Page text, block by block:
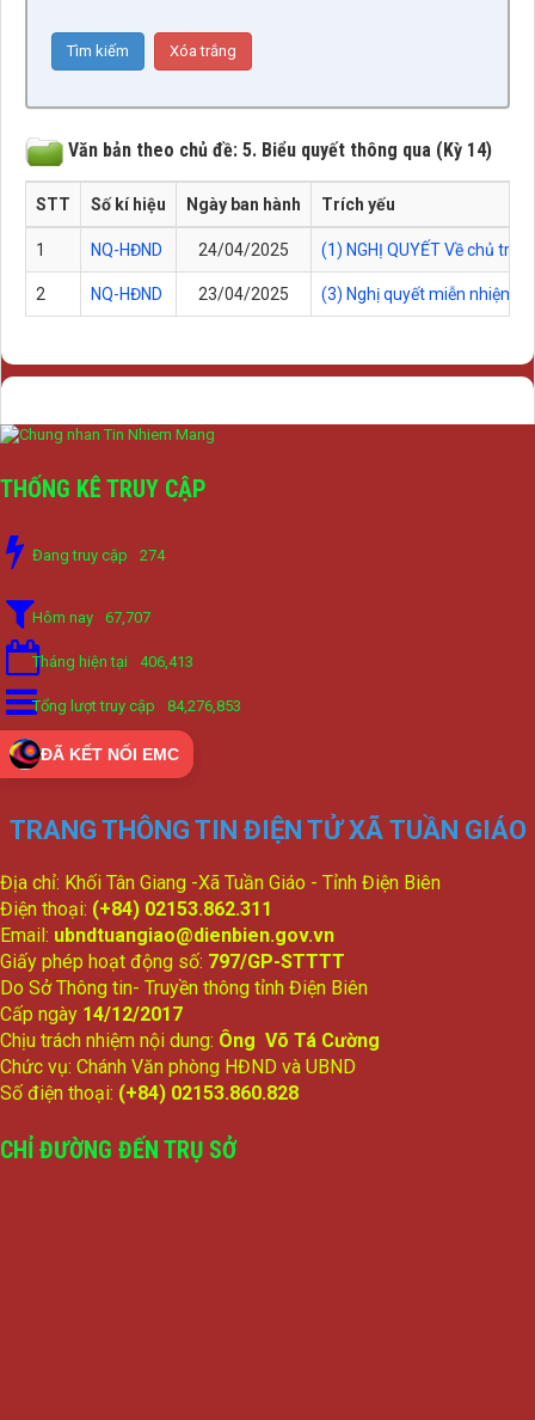
Văn bản theo chủ đề: 5. Biểu quyết thông qua (Kỳ 14)
STT Số kí hiệu Ngày ban hành Trích yếu
1 NQ-HĐND 24/04/2025 (1) NGHỊ QUYẾT Về chủ
2 NQ-HĐND 23/04/2025 (3) Nghị quyết miễn nhiệm
THỐNG KÊ TRUY CẬP
Đang truy cập 274
Hôm nay 67,707
Tháng hiện tại 406,413
Tổng lượt truy cập 84,276,853
ĐÃ KẾT NỐI EMC
TRANG THÔNG TIN ĐIỆN TỬ XÃ TUẦN GIÁO
Địa chỉ: Khối Tân Giang -Xã Tuần Giáo - Tỉnh Điện Biên
Điện thoại: (+84) 02153.862.311
Email: ubndtuangiao@dienbien.gov.vn
Giấy phép hoạt động số: 797/GP-STTTT
Do Sở Thông tin- Truyền thông tỉnh Điện Biên
Cấp ngày 14/12/2017
Chịu trách nhiệm nội dung: Ông Võ Tá Cường
Chức vụ: Chánh Văn phòng HĐND và UBND
Số điện thoại: (+84) 02153.860.828
CHỈ ĐƯỜNG ĐẾN TRỤ SỞ